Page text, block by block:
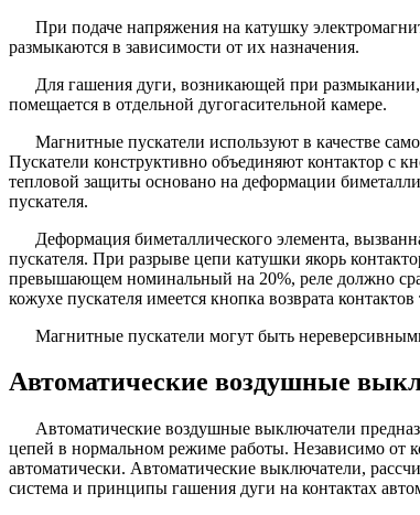
При подаче напряжения на катушку
размыкаются в зависимости от их назначения.
Для гашения дуги, возникающей при
помещается в отдельной дугогасительной камере.
Магнитные пускатели используют в качестве
Пускатели конструктивно объединяют контактор с
тепловой защиты основано на деформации
пускателя.
Деформация биметаллического элемента,
пускателя. При разрыве цепи катушки якорь
превышающем номинальный на 20%, реле должно
кожухе пускателя имеется кнопка возврата
Магнитные пускатели могут быть
Автоматические воздушные
Автоматические воздушные выключатели
цепей в нормальном режиме работы. Независимо от
автоматически. Автоматические выключатели,
система и принципы гашения дуги на контактах